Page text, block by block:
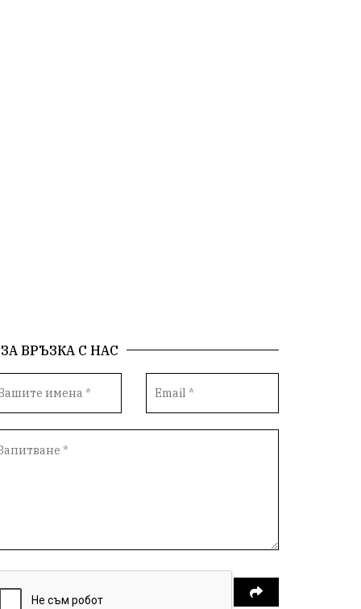
Виртуална разходка из епохите
Средно село
гвардия транспорт медии
ЗА ВРЪЗКА С НАС